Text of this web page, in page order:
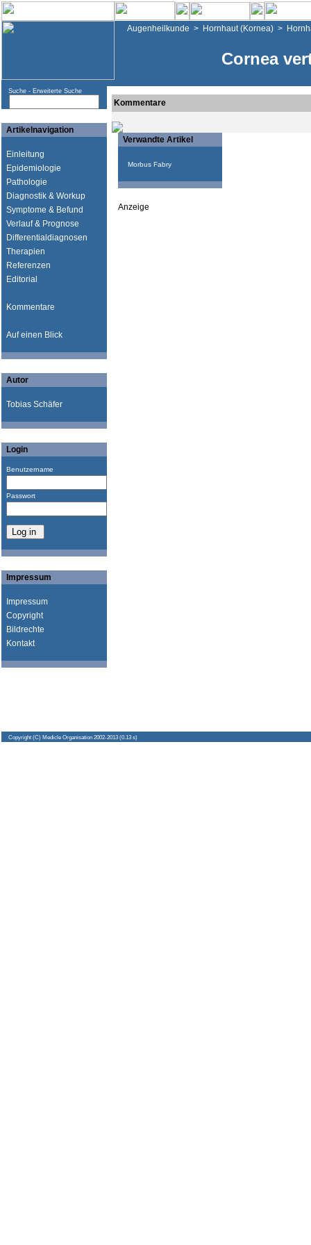
Augenheilkunde > Hornhaut (Kornea) >
Cornea
Suche - Erweiterte Suche
Artikelnavigation
Einleitung
Epidemiologie
Pathologie
Diagnostik & Workup
Symptome & Befund
Verlauf & Prognose
Differentialdiagnosen
Therapien
Referenzen
Editorial
Kommentare
Auf einen Blick
Autor
Tobias Schäfer
Login
Benutzername
Passwort
Impressum
Impressum
Copyright
Bildrechte
Kontakt
Kommentare
Verwandte Artikel
Morbus Fabry
Anzeige
Copyright (C) Medicle Organisation 2002-2013 (0.13 s)